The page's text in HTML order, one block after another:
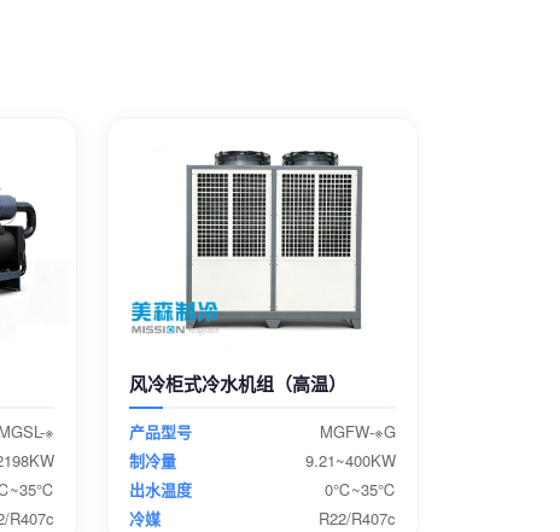
MGSL-※
R407c
风冷柜式冷水机组（高温）
产品型号
MGFW-※G
制冷量
9.21~400KW
出水温度
0℃~35℃
冷媒
R22/R407c